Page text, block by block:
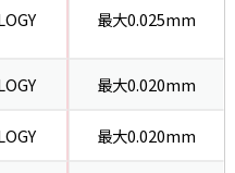
最大0.025mm
最大0.020mm
最大0.020mm